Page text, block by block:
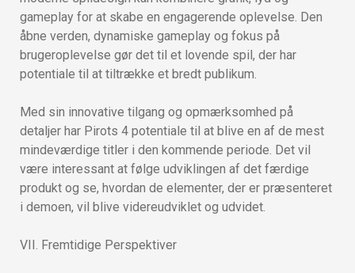
gameplay for at skabe en engagerende oplevelse. Den
åbne verden, dynamiske gameplay og fokus på
brugeroplevelse gør det til et lovende spil, der har
potentiale til at tiltrække et bredt publikum.
Med sin innovative tilgang og opmærksomhed på
detaljer har Pirots 4 potentiale til at blive en af de mest
mindeværdige titler i den kommende periode. Det vil
være interessant at følge udviklingen af det færdige
produkt og se, hvordan de elementer, der er præsenteret
i demoen, vil blive videreudviklet og udvidet.
VII. Fremtidige Perspektiver